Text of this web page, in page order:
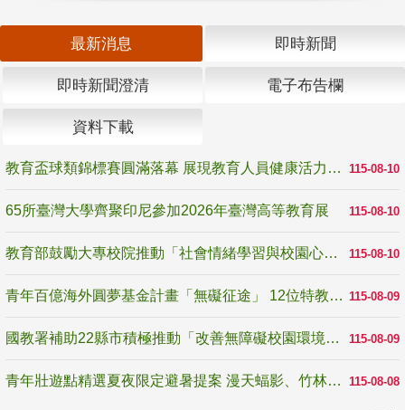
最新消息 即時新聞
即時新聞澄清 電子布告欄
資料下載
115-08-10
教育盃球類錦標賽圓滿落幕 展現教育人員健康活力與團隊精神
115-08-10
65所臺灣大學齊聚印尼參加2026年臺灣高等教育展
115-08-10
教育部鼓勵大專校院推動「社會情緒學習與校園心理健康促進計畫」 培育校園「心」韌性
115-08-09
青年百億海外圓夢基金計畫「無礙征途」 12位特教與弱勢青年勇闖西班牙 跨越感官限制見證生命蛻變
115-08-09
國教署補助22縣市積極推動「改善無障礙校園環境計畫」 打造友善、安全、無礙學習空間
115-08-08
青年壯遊點精選夏夜限定避暑提案 漫天蝠影、竹林尋蛙、茶香夜觀 邀青年暮色出發